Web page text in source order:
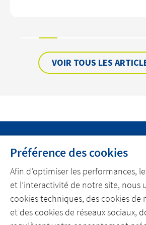
VOIR TOUS LES
LES ENTREPRISES
NOS OFFRES
NOS RÉFÉRENCES
NOS ACTUS
Préférence des cookies
Afin d’optimiser les performances,
et l’interactivité de notre site, nous
cookies techniques, des cookies de
et des cookies de réseaux sociaux,